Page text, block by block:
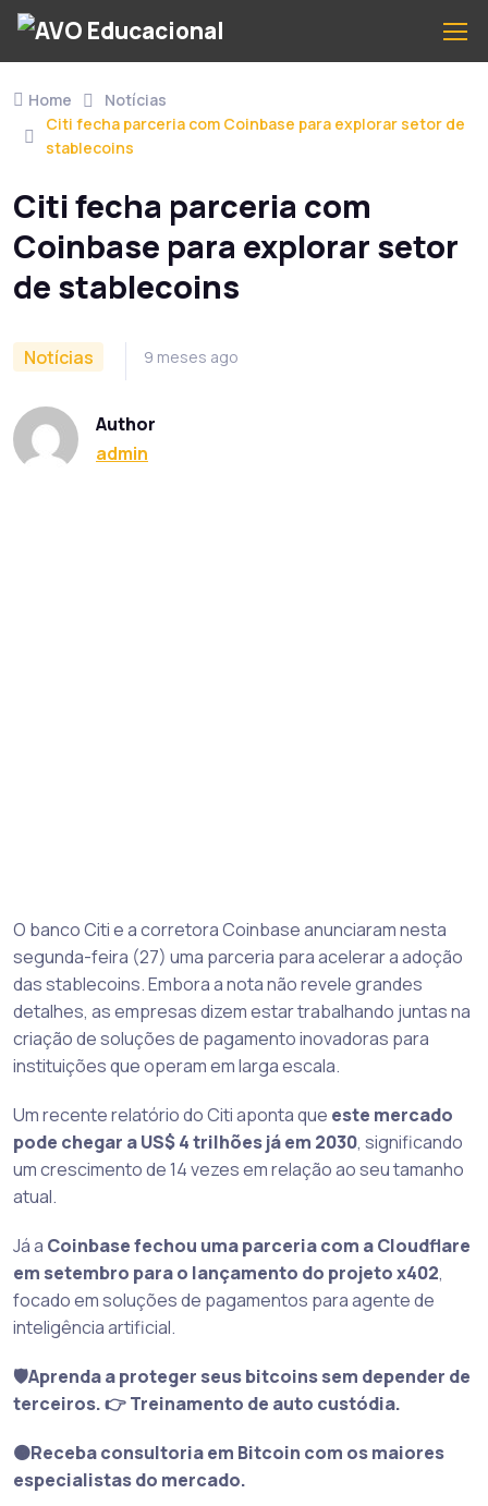
Home
Notícias
Citi fecha parceria com Coinbase para explorar setor de
stablecoins
Citi fecha parceria com
Coinbase para explorar setor
de stablecoins
Notícias 9 meses ago
Author
admin
O banco Citi e a corretora Coinbase anunciaram nesta
segunda-feira (27) uma parceria para acelerar a adoção
das stablecoins. Embora a nota não revele grandes
detalhes, as empresas dizem estar trabalhando juntas na
criação de soluções de pagamento inovadoras para
instituições que operam em larga escala.
Um recente relatório do Citi aponta que este mercado
pode chegar a US$ 4 trilhões já em 2030, significando
um crescimento de 14 vezes em relação ao seu tamanho
atual.
Já a Coinbase fechou uma parceria com a Cloudflare
em setembro para o lançamento do projeto x402,
focado em soluções de pagamentos para agente de
inteligência artificial.
🛡️Aprenda a proteger seus bitcoins sem depender de
terceiros. 👉 Treinamento de auto custódia.
🟠Receba consultoria em Bitcoin com os maiores
especialistas do mercado.